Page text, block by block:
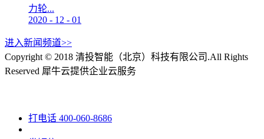
力轮...
2020 - 12 - 01
进入新闻频道>>
Copyright © 2018 清投智能（北京）科技有限公司.All Rights
Reserved 犀牛云提供企业云服务
打电话 400-060-8686